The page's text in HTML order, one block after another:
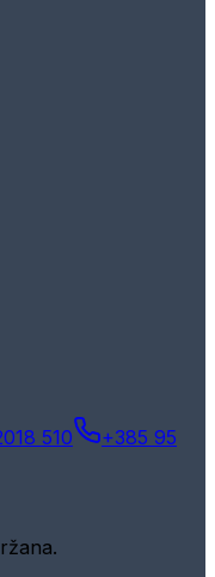
510
+385 95